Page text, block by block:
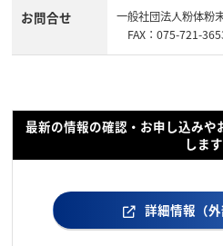
お問合せ
一般社団法人粉体
FAX：075-721-
最新の情報の確認・お申し込み
します
詳細情報（外